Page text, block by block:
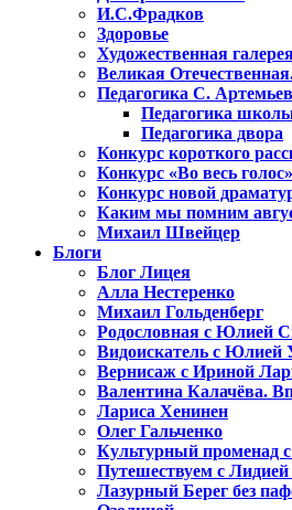
И.С.Фрадков
Здоровье
Художественная
Великая
Педагогика С.
Педагогика
Педагогика двора
Конкурс короткого
Конкурс «Во весь голос»
Конкурс новой
Каким мы помним
Михаил Швейцер
Блоги
Блог Лицея
Алла Нестеренко
Михаил Гольденберг
Родословная с Юлией
Видоискатель с
Вернисаж с Ириной
Валентина Калачёва.
Лариса Хенинен
Олег Гальченко
Культурный променад
Путешествуем с
Лазурный Берег без